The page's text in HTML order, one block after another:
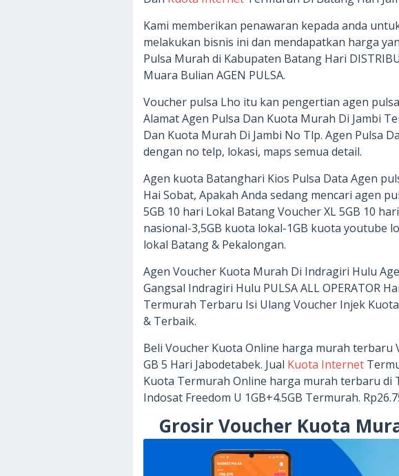
Kami memberikan penawaran kepada anda
melakukan bisnis ini dan mendapatkan harga
Pulsa Murah di Kabupaten Batang Hari
Muara Bulian AGEN PULSA.
Voucher pulsa Lho itu kan pengertian agen
Alamat Agen Pulsa Dan Kuota Murah Di Jambi
Dan Kuota Murah Di Jambi No Tlp. Agen Pulsa
dengan no telp, lokasi, maps semua detail.
Agen kuota Batanghari Kios Pulsa Data Agen
Hai Sobat, Apakah Anda sedang mencari agen
5GB 10 hari Lokal Batang Voucher XL 5GB 10
nasional-3,5GB kuota lokal-1GB kuota youtube
lokal Batang & Pekalongan.
Agen Voucher Kuota Murah Di Indragiri Hulu
Gangsal Indragiri Hulu PULSA ALL OPERATOR
Termurah Terbaru Isi Ulang Voucher Injek
& Terbaik.
Beli Voucher Kuota Online harga murah terbaru
GB 5 Hari Jabodetabek. Jual Kuota Internet
Kuota Termurah Online harga murah terbaru di
Indosat Freedom U 1GB+4.5GB Termurah.
Grosir Voucher Kuota